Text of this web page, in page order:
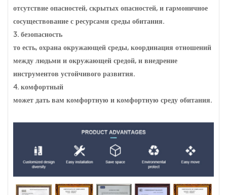
отсутствие опасностей, скрытых опасностей, и гармоничное
сосуществование с ресурсами среды обитания.
3. безопасность
то есть, охрана окружающей среды, координация отношений
между людьми и окружающей средой, и внедрение
инструментов устойчивого развития.
4. комфортный
может дать вам комфортную и комфортную среду обитания.